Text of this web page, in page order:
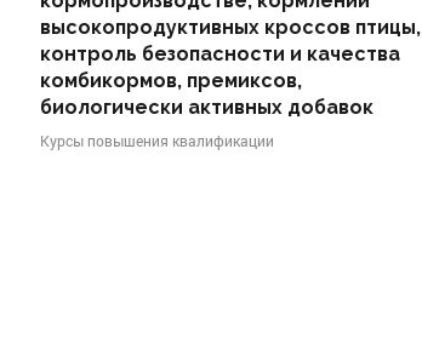
Отдел микроклимата и производственных
процессоввысокопродуктивных кроссов птицы,
контроль безопасности и качества
комбикормов, премиксов,
биологически активных добавок
Курсы повышения квалификации